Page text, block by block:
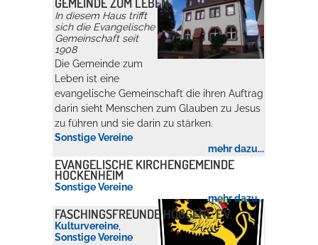
Service
Konzerte, Tagungen und vieles mehr
Die Stadthalle Hockenheim bietet den perfekten Standort für Events
mehr dazu...
In diesem Haus trifft
sich die Evangelische
Gemeinschaft seit
1908
Die Gemeinde zum
Leben ist eine
evangelische Gemeinschaft die ihren Auftrag
darin sieht Menschen zum Glauben zu Jesus
zu führen und sie darin zu stärken.
Sonstige Vereine
mehr dazu...
EVANGELISCHE KIRCHENGEMEINDE
HOCKENHEIM
Sonstige Vereine
mehr dazu...
FASCHINGSFREUNDE HOGGENE E.V.
Kulturvereine,
Sonstige Vereine